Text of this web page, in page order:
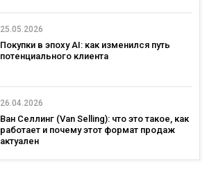
25.05.2026
Покупки в эпоху AI: как изменился путь
потенциального клиента
26.04.2026
Ван Селлинг (Van Selling): что это такое, как
работает и почему этот формат продаж
актуален